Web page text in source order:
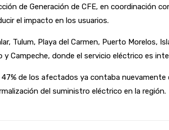
de Generación de CFE, en coordinación
el impacto en los usuarios.
Tulum, Playa del Carmen, Puerto Morelos,
Campeche, donde el servicio eléctrico es
de los afectados ya contaba
del suministro eléctrico en la región.